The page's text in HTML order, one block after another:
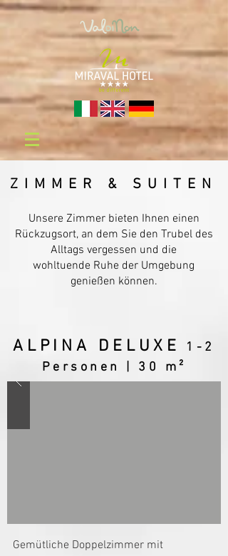
ZIMMER & SUITEN
Unsere Zimmer bieten Ihnen einen
Rückzugsort, an dem Sie den Trubel des
Alltags vergessen und die
wohltuende Ruhe der Umgebung
genießen können.
ALPINA DELUXE
1-2
Personen | 30 m²
Gemütliche Doppelzimmer mit